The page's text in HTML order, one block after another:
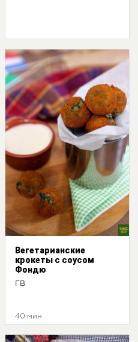
Вегетарианские
крокеты с соусом
Фондю
ГВ
40 мин